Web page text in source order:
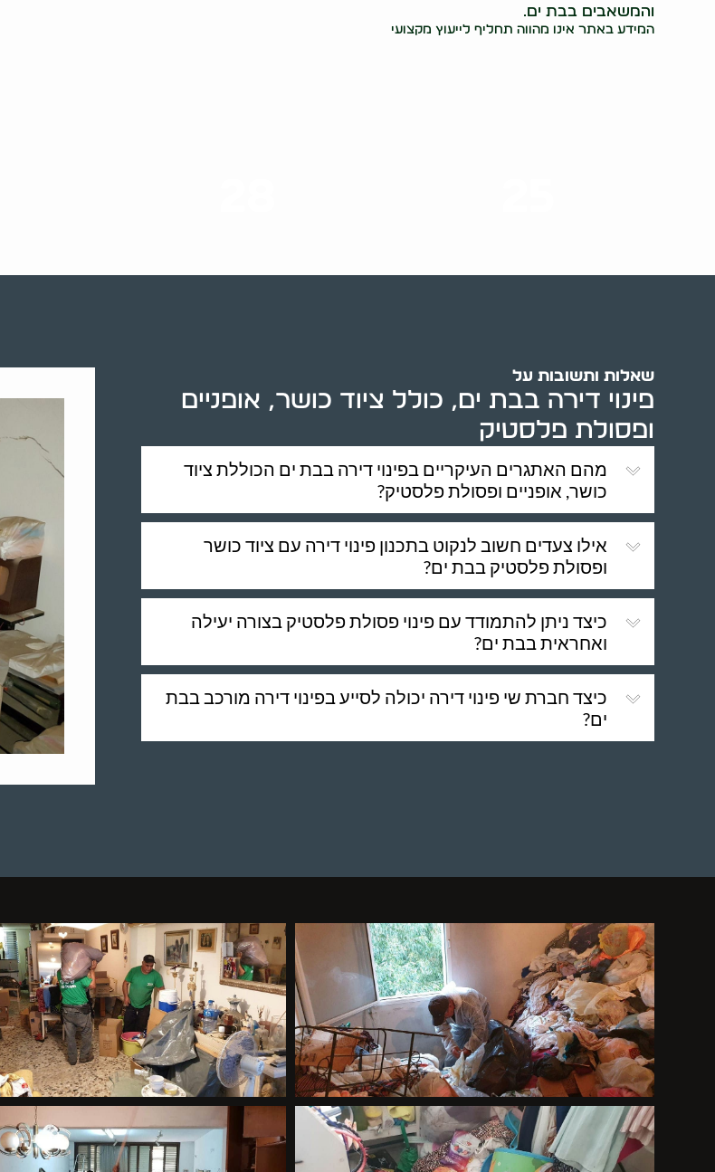
והמשאבים בבת ים.
המידע באתר אינו מהווה תחליף לייעוץ מקצועי
שאלות ותשובות על
פינוי דירה בבת ים, כולל ציוד כושר, אופניים
ופסולת פלסטיק
מהם האתגרים העיקריים בפינוי דירה בבת ים הכוללת ציוד
כושר, אופניים ופסולת פלסטיק?
אילו צעדים חשוב לנקוט בתכנון פינוי דירה עם ציוד כושר
ופסולת פלסטיק בבת ים?
כיצד ניתן להתמודד עם פינוי פסולת פלסטיק בצורה יעילה
ואחראית בבת ים?
כיצד חברת שי פינוי דירה יכולה לסייע בפינוי דירה מורכב בבת
ים?